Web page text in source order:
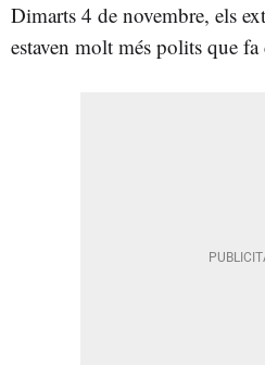
Dimarts 4 de novembre, els
estaven molt més polits que fa